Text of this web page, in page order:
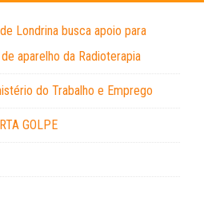
Londrina busca apoio para
aparelho da Radioterapia
do Trabalho e Emprego
GOLPE